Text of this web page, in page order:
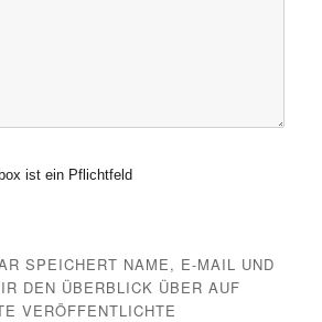
ist ein Pflichtfeld
SPEICHERT NAME, E-MAIL UND
DEN ÜBERBLICK ÜBER AUF
VERÖFFENTLICHTE